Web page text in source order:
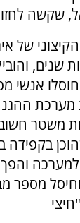
שקשה
של
שנים,
ההגנה
משטר
בקפידה
מספר